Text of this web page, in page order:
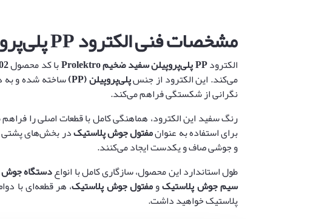
مشخصات فنی الکترود
الکترودPPپلی‌پروپیلن سفید ضخیمProlektro با کد محصول
می‌کند. این الکترود از جنسپلی‌پروپیلن(PP) ساخته شده و به
نگرانی از شکستگی فراهم می‌کند.
برای استفاده به عنوانمفتول جوش پلاستیکدر بخش‌های پشتی
و جوشی صاف و یکدست ایجاد می‌کنند.
طول استاندارد این محصول، سازگاری کامل با انواعدستگاه جوش
سیم جوش پلاستیکومفتول جوش پلاستیک، هر قطعه‌ای با
پلاستیک خواهید داشت.